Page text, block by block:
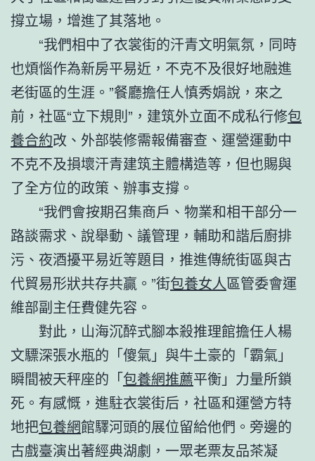
撐立場，增進了其落地。
“我們相中了衣裳街的汗青文明氣氛，同時
也煩惱作為新房平易近，不克不及很好地融進
老街區的生涯。”餐廳擔任人慎秀娟說，來之
前，社區“立下規則”，建筑外立面不成私行修包
養合約改、外部裝修需報備審查、運營運動中
不克不及損壞汗青建筑主體構造等，但也賜與
了全方位的政策、辦事支撐。
“我們會按期召集商戶、物業和相干部分一
路談需求、說舉動、議管理，輔助和諧后廚排
污、夜酒擾平易近等題目，推進傳統街區與古
代貿易形狀共存共贏。”街包養女人區管委會運
維部副主任費健先容。
對此，山海沉醉式腳本殺推理館擔任人楊
文驃深張水瓶的「傻氣」與牛土豪的「霸氣」
瞬間被天秤座的「包養網推薦平衡」力量所鎖
死。有感慨，進駐衣裳街后，社區和運營方特
地把包養網館驛河頭的展位留給他們。旁邊的
古戲臺演出著經典湖劇，一眾老票友品茶凝